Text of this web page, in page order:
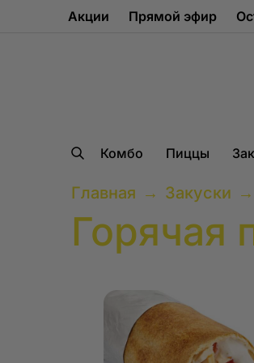
Акции Прямой эфир
Комбо Пиццы
Главная → Закуски →
Горячая